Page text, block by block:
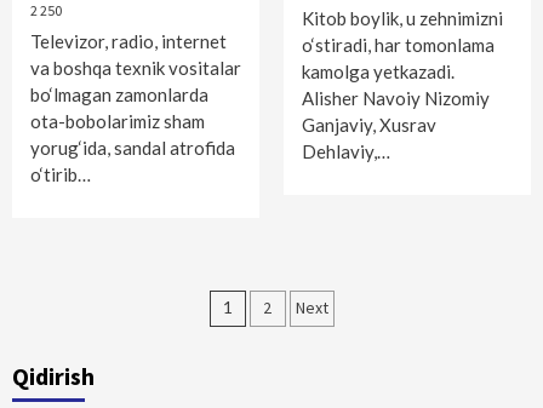
2 250
Televizor, radio, internet
va boshqa texnik vositalar
bo‘lmagan zamonlarda
ota-bobolarimiz sham
yorug‘ida, sandal atrofida
o‘tirib…
Kitob boylik, u zehnimizni
o‘stiradi, har tomonlama
kamolga yetkazadi.
Alisher Navoiy Nizomiy
Ganjaviy, Xusrav
Dehlaviy,…
Maqolalar
1 2 Next
Qidirish